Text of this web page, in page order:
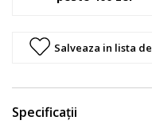
Salveaza in lista
Specificații